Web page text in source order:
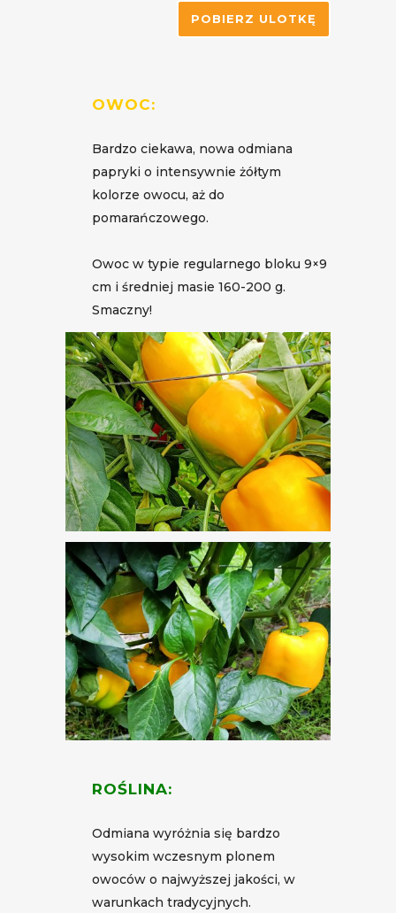
POBIERZ ULOTKĘ
OWOC:
Bardzo ciekawa, nowa odmiana
papryki o intensywnie żółtym
kolorze owocu, aż do
pomarańczowego.
Owoc w typie regularnego bloku 9×9
cm i średniej masie 160-200 g.
Smaczny!
ROŚLINA:
Odmiana wyróżnia się bardzo
wysokim wczesnym plonem
owoców o najwyższej jakości, w
warunkach tradycyjnych.